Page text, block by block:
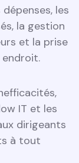
les
la gestion
et la prise
endroit.
IT et les
dirigeants
à tout